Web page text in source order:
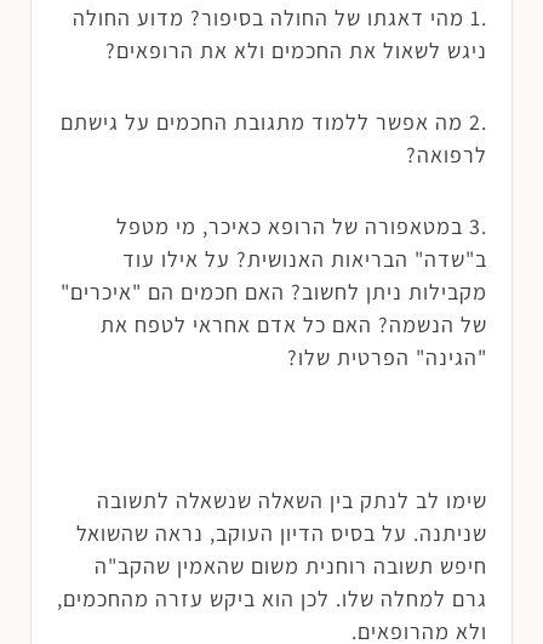
.1 מהי דאגתו של החולה בסיפור? מדוע החולה
ניגש לשאול את החכמים ולא את הרופאים?
.2 מה אפשר ללמוד מתגובת החכמים על גישתם
לרפואה?
.3 במטאפורה של הרופא כאיכר, מי מטפל
ב"שדה" הבריאות האנושית? על אילו עוד
מקבילות ניתן לחשוב? האם חכמים הם "איכרים"
של הנשמה? האם כל אדם אחראי לטפח את
"הגינה" הפרטית שלו?
שימו לב לנתק בין השאלה שנשאלה לתשובה
שניתנה. על בסיס הדיון העוקב, נראה שהשואל
חיפש תשובה רוחנית משום שהאמין שהקב"ה
גרם למחלה שלו. לכן הוא ביקש עזרה מהחכמים,
ולא מהרופאים.